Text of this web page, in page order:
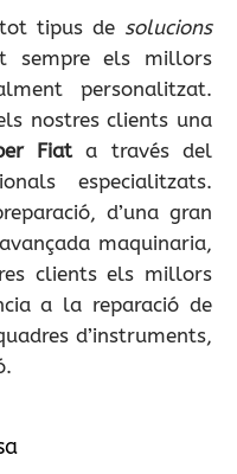
tipus de solucions
sempre els millors
personalitzat.
nostres clients una
Fiata través del
especialitzats.
d’una gran
maquinaria,
clients els millors
a la reparació de
d’instruments,